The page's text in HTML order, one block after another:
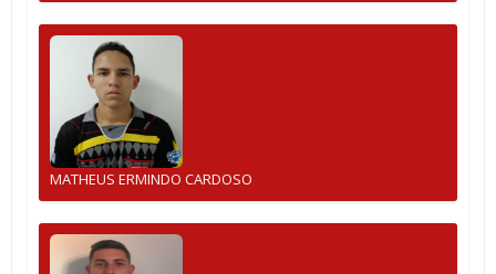
MATHEUS ERMINDO CARDOSO